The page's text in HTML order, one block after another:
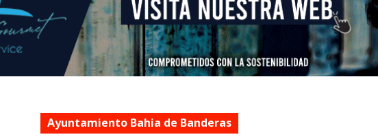
Ayuntamiento Bahia de Banderas